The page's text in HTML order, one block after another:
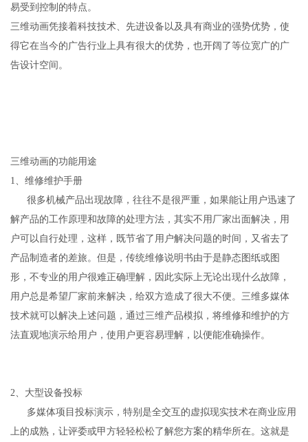
易受到控制的特点。
三维动画凭接着科技技术、先进设备以及具有商业的强势优势，使
得它在当今的广告行业上具有很大的优势，也开阔了等位宽广的广
告设计空间。
三维动画的功能用途
1、维修维护手册
很多机械产品出现故障，往往不是很严重，如果能让用户迅速了
解产品的工作原理和故障的处理方法，其实不用厂家出面解决，用
户可以自行处理，这样，既节省了用户解决问题的时间，又省去了
产品制造者的差旅。但是，传统维修说明书由于是静态图纸或图
形，不专业的用户很难正确理解，因此实际上无论出现什么故障，
用户总是希望厂家前来解决，给双方造成了很大不便。三维多媒体
技术就可以解决上述问题，通过三维产品模拟，将维修和维护的方
法直观地演示给用户，使用户更容易理解，以便能准确操作。
2、大型设备投标
多媒体项目投标演示，特别是全交互的虚拟现实技术在商业应用
上的成熟，让评委或甲方轻轻松松了解您方案的精华所在。这就是